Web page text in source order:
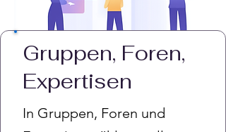
Gruppen, Foren,
Expertisen
In Gruppen, Foren und